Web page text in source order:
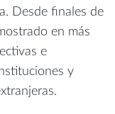
Desde finales de
en más
e
y